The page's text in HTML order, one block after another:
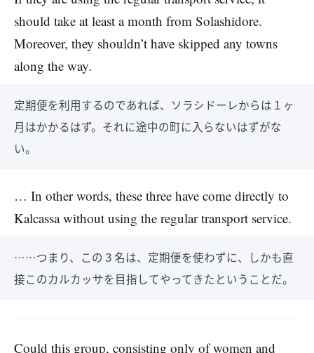
should take at least a month from Solashidore.
Moreover, they shouldn’t have skipped any towns
along the way.
定期便を利用するのであれば、ソラシドーレからは１ヶ
月はかかるはず。それに途中の町に入らないはずがな
い。
… In other words, these three have come directly to
Kalcassa without using the regular transport service.
……つまり、この３名は、定期便を使わずに、しかも直
接このカルカッサを目指してやってきたということだ。
Could this group, consisting only of women and